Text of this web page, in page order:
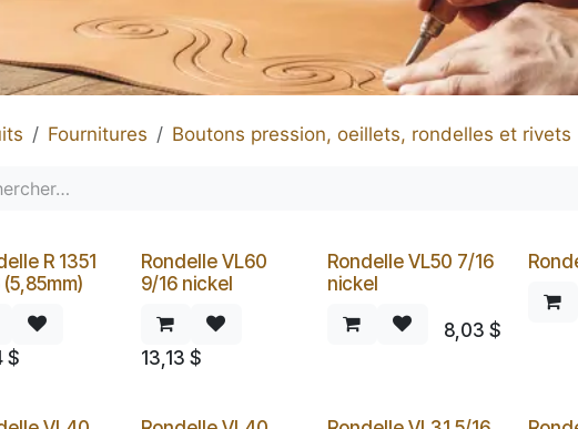
Fournitures Boutons pression, oeillets, rondelles et rivets
R 1351
$
Rondelle VL60
9/16 nickel
13,13 $
Rondelle VL50 7/16
nickel
8,03 $